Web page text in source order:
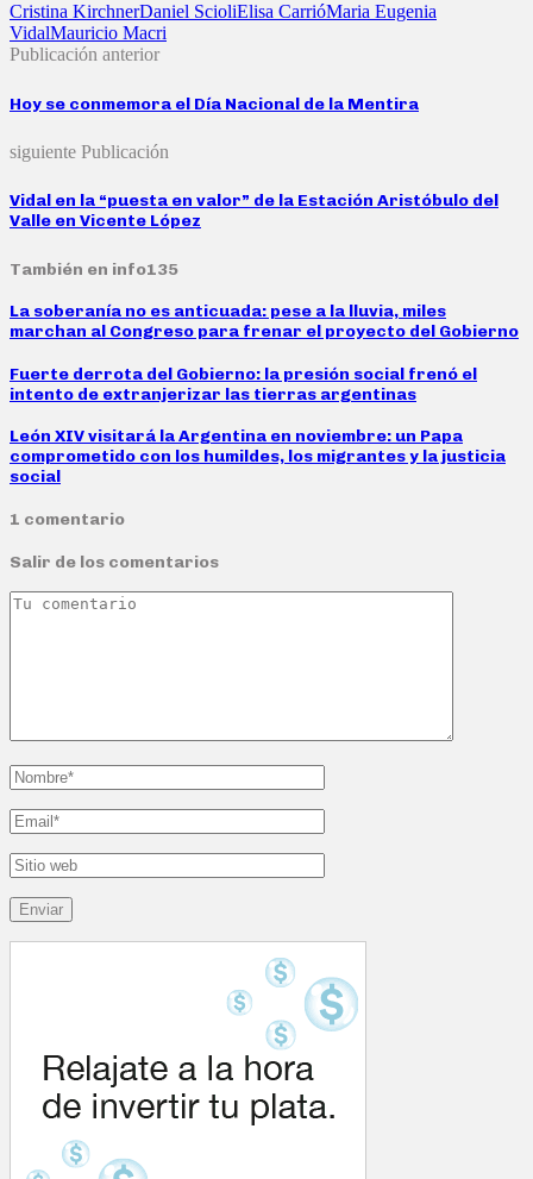
Cristina KirchnerDaniel ScioliElisa CarrióMaria Eugenia
VidalMauricio Macri
Publicación anterior
Hoy se conmemora el Día Nacional de la Mentira
siguiente Publicación
Vidal en la “puesta en valor” de la Estación Aristóbulo del
Valle en Vicente López
También en info135
La soberanía no es anticuada: pese a la lluvia, miles
marchan al Congreso para frenar el proyecto del Gobierno
Fuerte derrota del Gobierno: la presión social frenó el
intento de extranjerizar las tierras argentinas
León XIV visitará la Argentina en noviembre: un Papa
comprometido con los humildes, los migrantes y la justicia
social
1 comentario
Salir de los comentarios